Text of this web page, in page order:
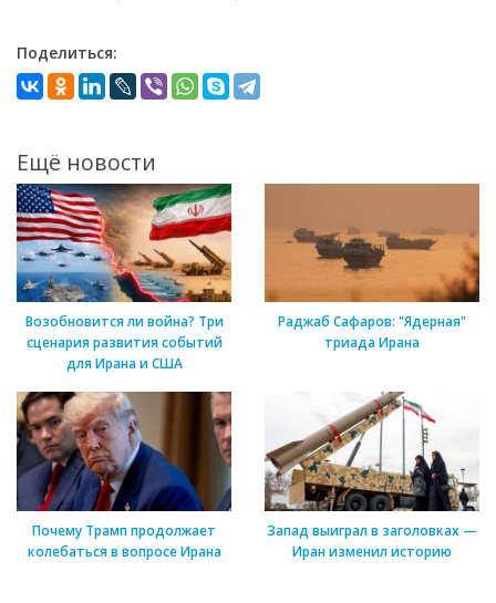
Поделиться:
Ещё новости
Возобновится ли война? Три
сценария развития событий
для Ирана и США
Раджаб Сафаров: "Ядерная"
триада Ирана
Почему Трамп продолжает
колебаться в вопросе Ирана
Запад выиграл в заголовках —
Иран изменил историю